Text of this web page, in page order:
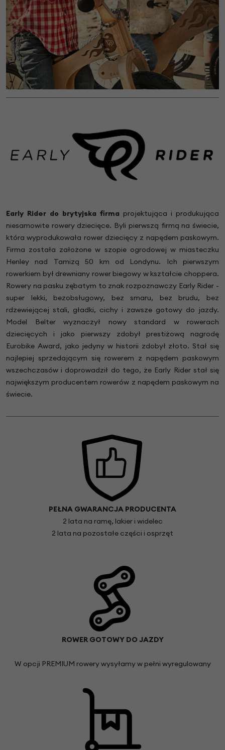
Early Rider do brytyjska firma projektująca i produkująca
niesamowite rowery dziecięce. Byli pierwszą firmą na świecie,
która wyprodukowała rower dziecięcy z napędem paskowym.
Firma została założone w szopie ogrodowej w miasteczku
Henley nad Tamizą 50 km od Londynu. Ich pierwszym
rowerkiem był drewniany rower biegowy w kształcie choppera.
Rowery na pasku zębatym to znak rozpoznawczy Early Rider -
super lekki, bezobsługowy, bez smaru, bez brudu, bez
rdzewiejącej stali, gładki, cichy i zawsze gotowy do jazdy.
Model Belter wyznaczył nowy standard w rowerach
dziecięcych i jako pierwszy zdobył prestiżową nagrodę
Eurobike Award, jako jedyny w historii zdobył złoto. Stał się
najlepiej sprzedającym się rowerem z napędem paskowym
wszechczasów i doprowadził do tego, że Early Rider stał się
największym producentem rowerów z napędem paskowym na
świecie.
PEŁNA GWARANCJA PRODUCENTA
2 lata na ramę, lakier i widelec
2 lata na pozostałe części i osprzęt
ROWER GOTOWY DO JAZDY
W opcji PREMIUM rowery wysyłamy w pełni wyregulowany